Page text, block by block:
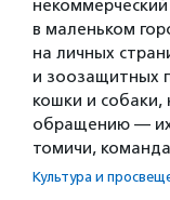
в маленьком
на личных
и зоозащитных
кошки и собаки,
обращению — их
томичи,
Культура и